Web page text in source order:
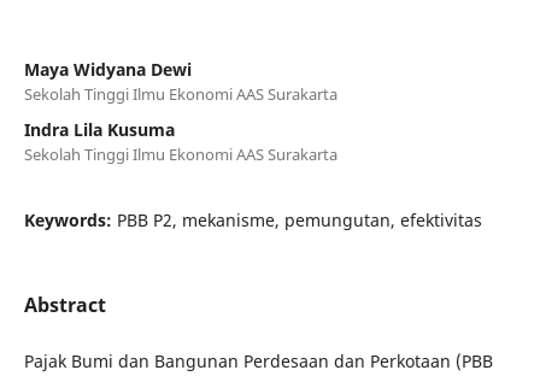
Maya Widyana Dewi
Sekolah Tinggi Ilmu Ekonomi AAS Surakarta
Indra Lila Kusuma
Sekolah Tinggi Ilmu Ekonomi AAS Surakarta
Keywords: PBB P2, mekanisme, pemungutan, efektivitas
Abstract
Pajak Bumi dan Bangunan Perdesaan dan Perkotaan (PBB